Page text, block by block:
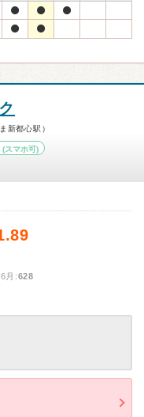
新都心駅）
(スマホ可)
:628